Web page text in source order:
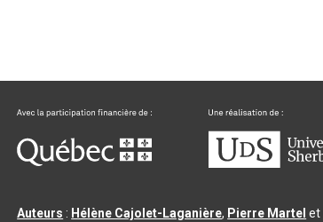
Auteurs : Hélène Cajolet-Laganière, Pierre Martel et